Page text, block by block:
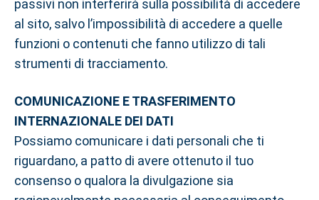
passivi non interferirà sulla possibilità di accedere
al sito, salvo l’impossibilità di accedere a quelle
funzioni o contenuti che fanno utilizzo di tali
strumenti di tracciamento.
COMUNICAZIONE E TRASFERIMENTO
INTERNAZIONALE DEI DATI
Possiamo comunicare i dati personali che ti
riguardano, a patto di avere ottenuto il tuo
consenso o qualora la divulgazione sia